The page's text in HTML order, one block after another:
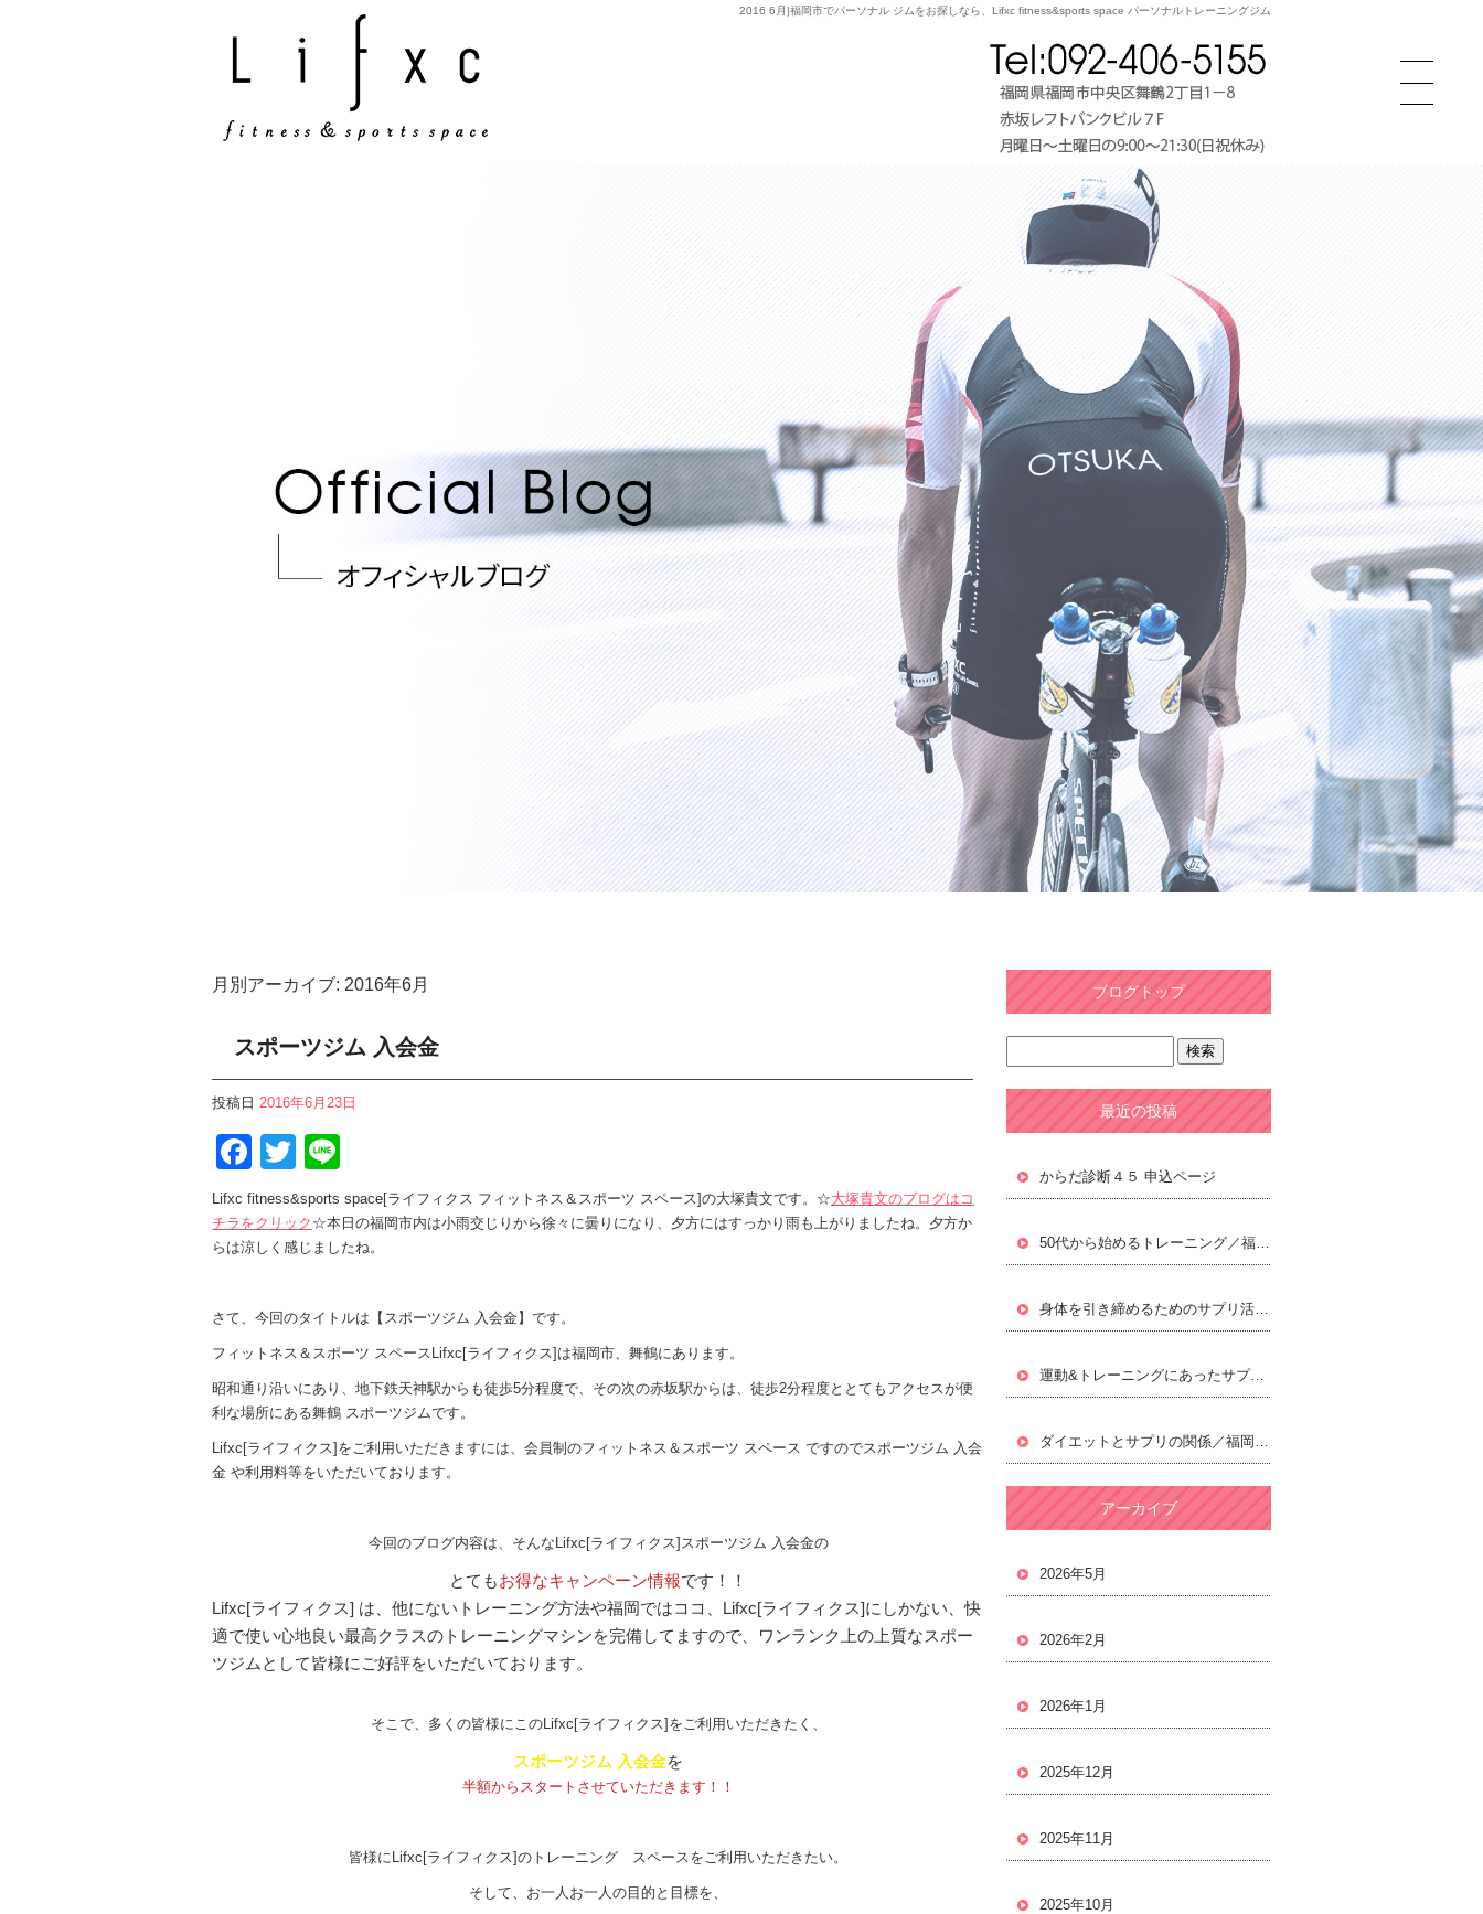
2016 6月|福岡市でパーソナル ジムをお探しなら、Lifxc fitness&sports space パーソナルトレーニングジム
月別アーカイブ: 2016年6月
スポーツジム 入会金
投稿日 2016年6月23日
Facebook
Twitter
Lifxc fitness&sports space[ライフィクス フィットネス＆スポーツ スペース]の大塚貴文です。☆大塚貴文のブログはコ
チラをクリック ☆本日の福岡市内は小雨交じりから徐々に曇りになり、夕方にはすっかり雨も上がりましたね。夕方か
らは涼しく感じましたね。
さて、今回のタイトルは【スポーツジム 入会金】です。
フィットネス＆スポーツ スペースLifxc[ライフィクス]は福岡市、舞鶴にあります。
昭和通り沿いにあり、地下鉄天神駅からも徒歩5分程度で、その次の赤坂駅からは、徒歩2分程度ととてもアクセスが便
利な場所にある舞鶴 スポーツジムです。
Lifxc[ライフィクス]をご利用いただきますには、会員制のフィットネス＆スポーツ スペース ですのでスポーツジム 入会
金 や利用料等をいただいております。
今回のブログ内容は、そんなLifxc[ライフィクス]スポーツジム 入会金の
とてもお得なキャンペーン情報です！！
Lifxc[ライフィクス] は、他にないトレーニング方法や福岡ではココ、Lifxc[ライフィクス]にしかない、快
適で使い心地良い最高クラスのトレーニングマシンを完備してますので、ワンランク上の上質なスポー
ツジムとして皆様にご好評をいただいております。
そこで、多くの皆様にこのLifxc[ライフィクス]をご利用いただきたく、
スポーツジム 入会金を
半額からスタートさせていただきます！！
皆様にLifxc[ライフィクス]のトレーニング スペースをご利用いただきたい。
そして、お一人お一人の目的と目標を、
ブログトップ
最近の投稿
からだ診断４５ 申込ページ
50代から始めるトレーニング／福岡パーソナルトレーニングジムLifxc[ライフィクス]
身体を引き締めるためのサプリ活用／福岡パーソナルトレーニングジムLifxc[ライフィクス]
運動&トレーニングにあったサプリ／福岡パーソナルトレーニングジムLifxc[ライフィクス]
ダイエットとサプリの関係／福岡パーソナルトレーニングジムLifxc[ライフィクス]
アーカイブ
2026年5月
2026年2月
2026年1月
2025年12月
2025年11月
2025年10月